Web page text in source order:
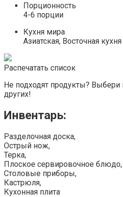
Порционность
4-6 порции
Кухня мира
Азиатская, Восточная кухня
Распечатать список
Не подходят продукты? Выбери
других!
Инвентарь:
Разделочная доска,
Острый нож,
Терка,
Плоское сервировочное блюдо,
Столовые приборы,
Кастрюля,
Кухонная плита